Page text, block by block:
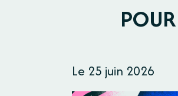
Le 25 juin 2026